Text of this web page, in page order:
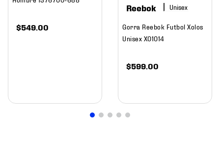
$549.00
Reebok
Gorra Reebok Futbol Xolos
Unisex XO1014
$599.00